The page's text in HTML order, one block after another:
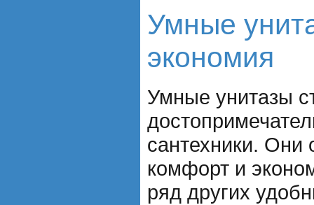
Умные
экономия
Умные унитазы
сантехники. Они
комфорт и
ряд других